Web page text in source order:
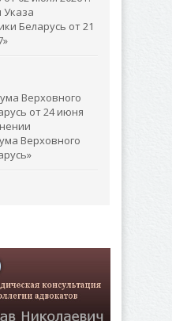
Беларусь от 21
Верховного
от 24 июня
Верховного